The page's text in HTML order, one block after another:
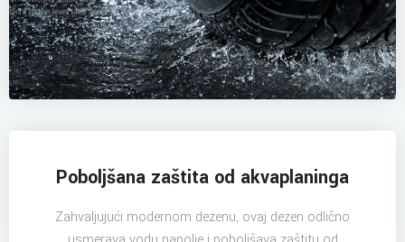
Poboljšana zaštita od akvaplaninga
Zahvaljujući modernom dezenu, ovaj dezen odlično